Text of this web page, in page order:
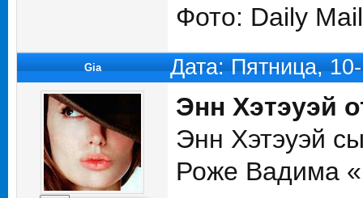
Фото: Daily Mail
Gia Дата: Пятница,
Энн Хэтэуэй
Энн Хэтэуэй
Роже Вадима